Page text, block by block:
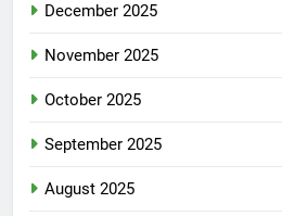
December 2025
November 2025
October 2025
September 2025
August 2025